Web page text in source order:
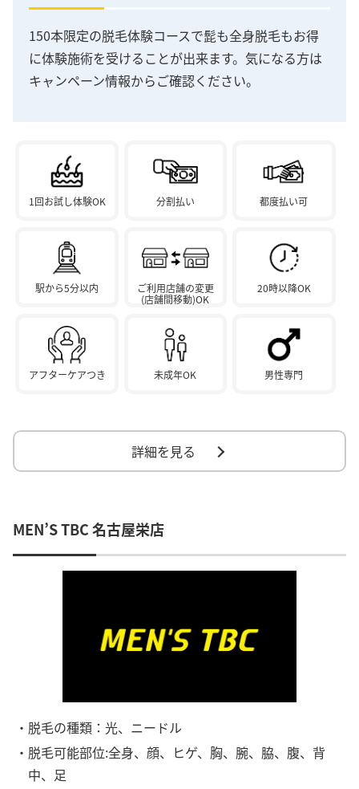
150本限定の脱毛体験コースで髭も全身脱毛もお得
に体験施術を受けることが出来ます。気になる方は
キャンペーン情報からご確認ください。
1回お試し体験OK 分割払い 都度払い可
駅から5分以内
ご利用店舗の変更
(店舗間移動)OK
20時以降OK
アフターケアつき 未成年OK 男性専門
詳細を見る
MEN’S TBC 名古屋栄店
・脱毛の種類：光、ニードル
・脱毛可能部位:全身、顔、ヒゲ、胸、腕、脇、腹、背
中、足